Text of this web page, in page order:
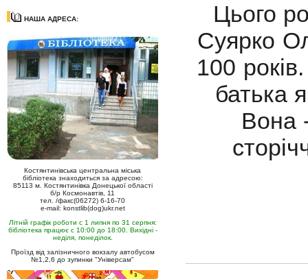
НАША АДРЕСА:
Костянтинівська центральна міська
бібліотека знаходиться за адресою:
85113 м. Костянтинівка Донецької області
б/р Космонавтів, 11
тел. /факс(06272) 6-16-70
e-mail: konstlib(dog)ukr.net
Літній графік роботи с 1 липня по 31 серпня:
бібліотека працює с 10:00 до 18:00. Вихідні -
неділя, понеділок.
Проїзд від залізничного вокзалу автобусом
№1,2,6 до зупинки "Універсам"
Цього
Суярко
100
батька
Вона